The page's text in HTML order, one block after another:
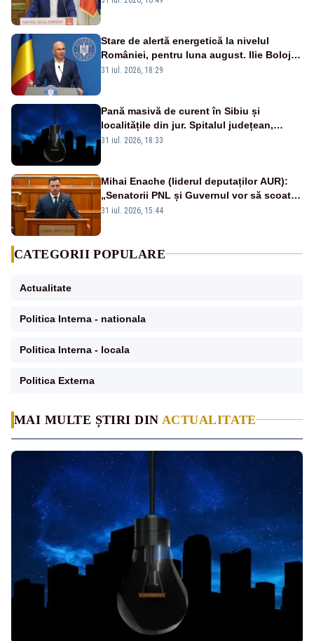
MAI MULTE ȘTIRI DIN ACTUALITATE
Stare de alertă energetică la nivelul
României, pentru luna august. Ilie Bolojan
a anunțat importuri și posibile restricții –
31 iul. 2026, 18:29
Pană masivă de curent în Sibiu și
localitățile din jur. Spitalul județean,
semafoarele, rețelele de telefonie, grav
31 iul. 2026, 18:33
Mihai Enache (liderul deputaților AUR):
„Senatorii PNL și Guvernul vor să scoată
la vânzare bunuri publice pentru a stinge
31 iul. 2026, 15:44
CATEGORII POPULARE
Actualitate
Politica Interna - nationala
Politica Interna - locala
Politica Externa